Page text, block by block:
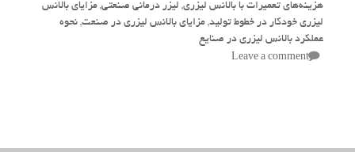
هزینه‌های تعمیرات با بالانس لیزری, لیزر درمانی صنعتی, مزایای بالانس
لیزری خودکار در خطوط تولید, مزایای بالانس لیزری در صنعت, نحوه
عملکرد بالانس لیزری در صنایع
Leave a comment